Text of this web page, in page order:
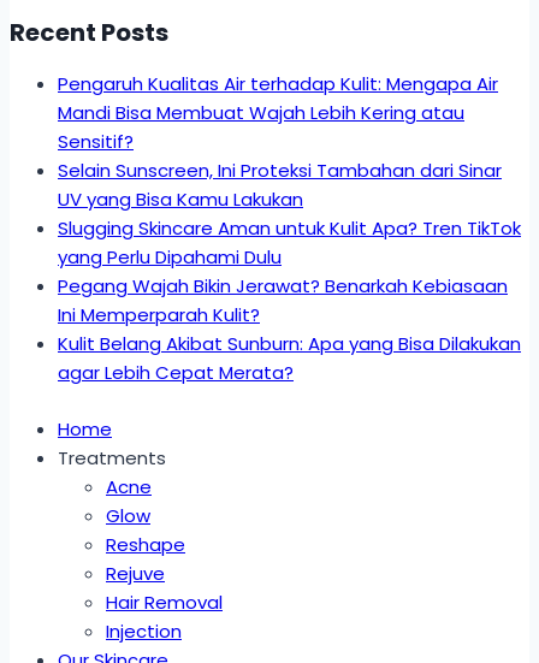
Recent Posts
Pengaruh Kualitas Air terhadap Kulit: Mengapa Air
Mandi Bisa Membuat Wajah Lebih Kering atau
Sensitif?
Selain Sunscreen, Ini Proteksi Tambahan dari Sinar
UV yang Bisa Kamu Lakukan
Slugging Skincare Aman untuk Kulit Apa? Tren TikTok
yang Perlu Dipahami Dulu
Pegang Wajah Bikin Jerawat? Benarkah Kebiasaan
Ini Memperparah Kulit?
Kulit Belang Akibat Sunburn: Apa yang Bisa Dilakukan
agar Lebih Cepat Merata?
Home
Treatments
Acne
Glow
Reshape
Rejuve
Hair Removal
Injection